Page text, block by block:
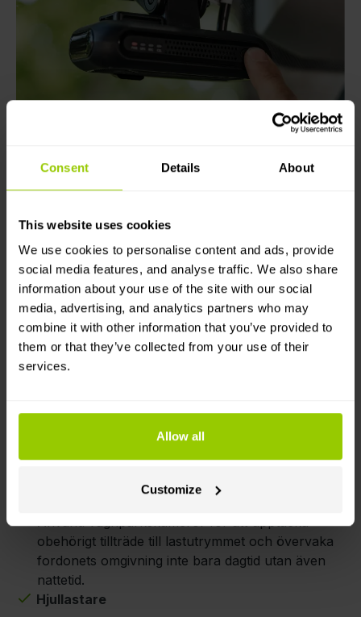
Consent Details About
This website uses cookies
We use cookies to personalise content and ads, provide
social media features, and analyse traffic. We also share
information about your use of the site with our social
media, advertising, and analytics partners who may
combine it with other information that you’ve provided to
them or that they’ve collected from your use of their
services.
Allow all
Customize
Här fungerar ett
kamerasystem för
vagnparker som bäst:
Kameralösningar kan med fördel användas i
lastbilar och släpvagnar. Undvik döda vinklar och
Använd vagnparkskameror för att upptäcka
obehörigt tillträde till lastutrymmet och övervaka
fordonets omgivning inte bara dagtid utan även
nattetid.
Hjullastare